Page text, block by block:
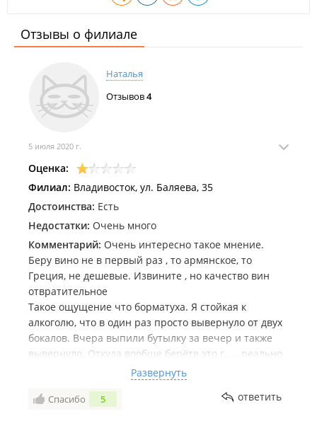
Отзывы о филиале
Наталья
Отзывов4
5 июля 2020 г.
Оценка:
Филиал: Владивосток, ул. Баляева, 35
Достоинства: Есть
Недостатки: Очень много
Комментарий: Очень интересно такое мнение.
Беру вино не в первый раз , то армянское, то
Греция, не дешевые. Извините , но качество вин
отвратительное
Такое ощущение что борматуха. Я стойкая к
алкоголю, что в один раз просто вывернуло от двух
бокалов. Вчера выпили бутылку за вечер и также
вывернуло. Откуда вообще берёте это г..... реально
беру вино в другом алкомаркете, все нормально. На
вкус даже ощущается качество. И не болею так как
после вашего. Как будто спирта нафигачилась.
Развернуть
Спасибо 5 ответить